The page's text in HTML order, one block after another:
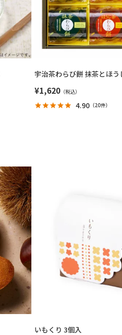
宇治茶わらび餅 抹茶とほう
¥1,620
4.90 （20件）
いもくり 3個入